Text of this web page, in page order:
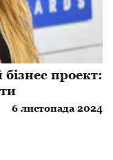
проект:
6 листопада 2024